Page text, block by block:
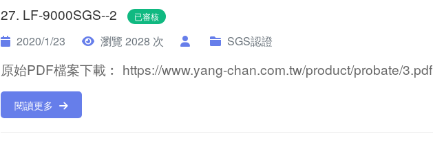
27. LF-9000SGS--2 已審核
2020/1/23 瀏覽 2028 次 SGS認證
原始PDF檔案下載︰ https://www.yang-chan.com.tw/product/probate/3.pdf
閱讀更多